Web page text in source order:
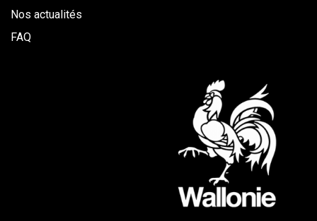
Nos actualités
FAQ